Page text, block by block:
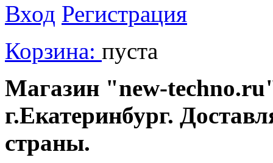
Вход Регистрация
Корзина: пуста
Магазин "new-
г.Екатеринбург.
страны.